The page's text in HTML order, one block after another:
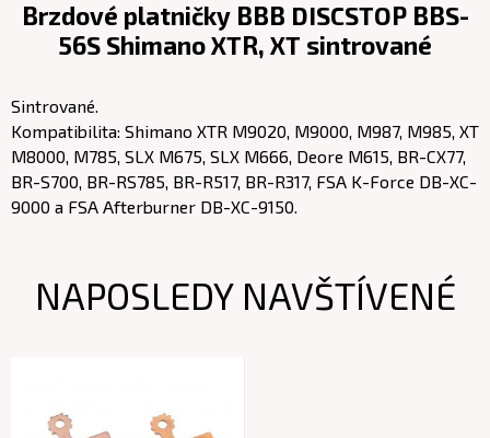
Brzdové platničky BBB DISCSTOP BBS-
56S Shimano XTR, XT sintrované
Sintrované.
Kompatibilita: Shimano XTR M9020, M9000, M987, M985, XT
M8000, M785, SLX M675, SLX M666, Deore M615, BR-CX77,
BR-S700, BR-RS785, BR-R517, BR-R317, FSA K-Force DB-XC-
9000 a FSA Afterburner DB-XC-9150.
NAPOSLEDY NAVŠTÍVENÉ